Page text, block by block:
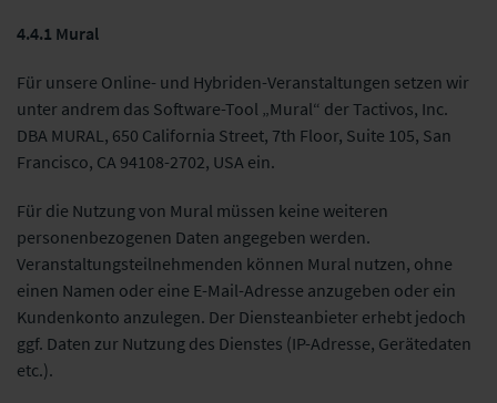
4.4.1 Mural
Für unsere Online- und Hybriden-Veranstaltungen setzen wir
unter andrem das Software-Tool „Mural“ der Tactivos, Inc.
DBA MURAL, 650 California Street, 7th Floor, Suite 105, San
Francisco, CA 94108-2702, USA ein.
Für die Nutzung von Mural müssen keine weiteren
personenbezogenen Daten angegeben werden.
Veranstaltungsteilnehmenden können Mural nutzen, ohne
einen Namen oder eine E-Mail-Adresse anzugeben oder ein
Kundenkonto anzulegen. Der Diensteanbieter erhebt jedoch
ggf. Daten zur Nutzung des Dienstes (IP-Adresse, Gerätedaten
etc.).